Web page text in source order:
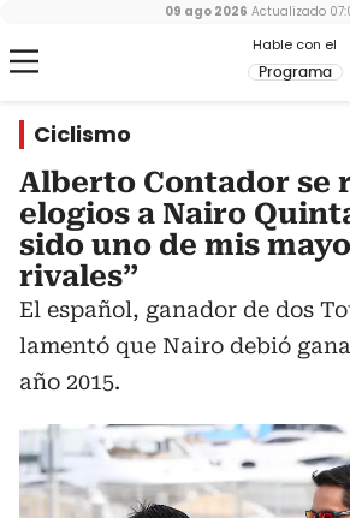
Hable con el
Programa
09 ago 2026 Actualizado
Ciclismo
Alberto Contador se
elogios a Nairo
sido uno de mis
rivales”
El español, ganador de dos
lamentó que Nairo debió
año 2015.